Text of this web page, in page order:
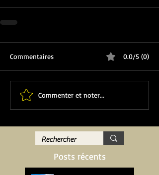
Commentaires 0.0/5 (0)
Commenter et noter...
Posts récents